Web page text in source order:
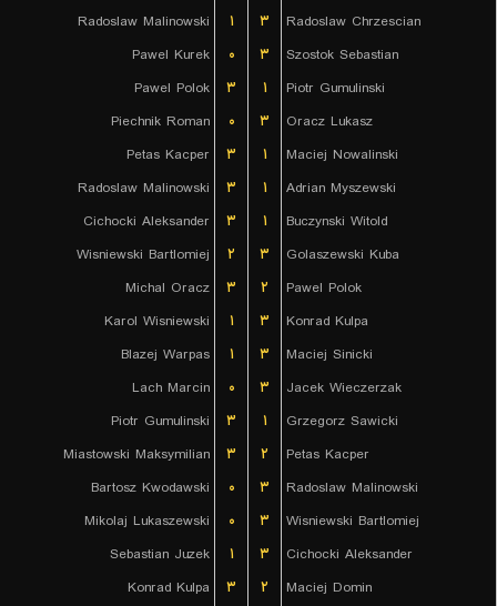
Radoslaw Malinowski
۱ ۳
Radoslaw Chrzescian
Pawel Kurek
۰ ۳
Szostok Sebastian
Pawel Polok
۳ ۱
Piotr Gumulinski
Piechnik Roman
۰ ۳
Oracz Lukasz
Petas Kacper
۳ ۱
Maciej Nowalinski
Radoslaw Malinowski
۳ ۱
Adrian Myszewski
Cichocki Aleksander
۳ ۱
Buczynski Witold
Wisniewski Bartlomiej
۲ ۳
Golaszewski Kuba
Michal Oracz
۳ ۲
Pawel Polok
Karol Wisniewski
۱ ۳
Konrad Kulpa
Blazej Warpas
۱ ۳
Maciej Sinicki
Lach Marcin
۰ ۳
Jacek Wieczerzak
Piotr Gumulinski
۳ ۱
Grzegorz Sawicki
Miastowski Maksymilian
۳ ۲
Petas Kacper
Bartosz Kwodawski
۰ ۳
Radoslaw Malinowski
Mikolaj Lukaszewski
۰ ۳
Wisniewski Bartlomiej
Sebastian Juzek
۱ ۳
Cichocki Aleksander
Konrad Kulpa
۳ ۲
Maciej Domin